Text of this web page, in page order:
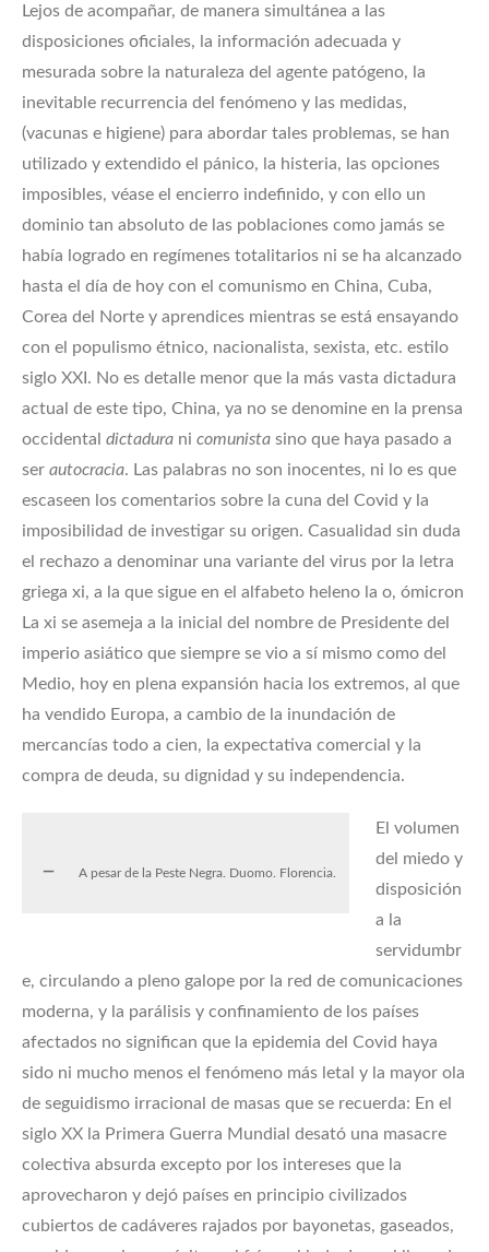
Lejos de acompañar, de manera simultánea a las
disposiciones oficiales, la información adecuada y
mesurada sobre la naturaleza del agente patógeno, la
inevitable recurrencia del fenómeno y las medidas,
(vacunas e higiene) para abordar tales problemas, se han
utilizado y extendido el pánico, la histeria, las opciones
imposibles, véase el encierro indefinido, y con ello un
dominio tan absoluto de las poblaciones como jamás se
había logrado en regímenes totalitarios ni se ha alcanzado
hasta el día de hoy con el comunismo en China, Cuba,
Corea del Norte y aprendices mientras se está ensayando
con el populismo étnico, nacionalista, sexista, etc. estilo
siglo XXI. No es detalle menor que la más vasta dictadura
actual de este tipo, China, ya no se denomine en la prensa
occidental dictadura ni comunista sino que haya pasado a
ser autocracia. Las palabras no son inocentes, ni lo es que
escaseen los comentarios sobre la cuna del Covid y la
imposibilidad de investigar su origen. Casualidad sin duda
el rechazo a denominar una variante del virus por la letra
griega xi, a la que sigue en el alfabeto heleno la o, ómicron
La xi se asemeja a la inicial del nombre de Presidente del
imperio asiático que siempre se vio a sí mismo como del
Medio, hoy en plena expansión hacia los extremos, al que
ha vendido Europa, a cambio de la inundación de
mercancías todo a cien, la expectativa comercial y la
compra de deuda, su dignidad y su independencia.
A pesar de la Peste Negra. Duomo. Florencia.
El volumen
del miedo y
disposición
a la
servidumbr
e, circulando a pleno galope por la red de comunicaciones
moderna, y la parálisis y confinamiento de los países
afectados no significan que la epidemia del Covid haya
sido ni mucho menos el fenómeno más letal y la mayor ola
de seguidismo irracional de masas que se recuerda: En el
siglo XX la Primera Guerra Mundial desató una masacre
colectiva absurda excepto por los intereses que la
aprovecharon y dejó países en principio civilizados
cubiertos de cadáveres rajados por bayonetas, gaseados,